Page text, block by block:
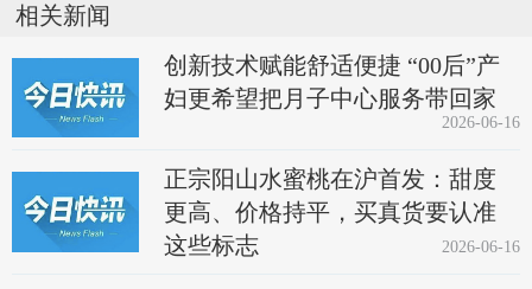
相关新闻
创新技术赋能舒适便捷 “00后”产
妇更希望把月子中心服务带回家
2026-06-16
正宗阳山水蜜桃在沪首发：甜度
更高、价格持平，买真货要认准
这些标志
2026-06-16